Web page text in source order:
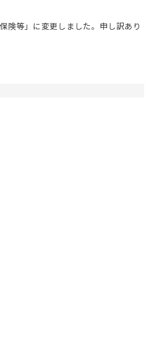
険等」に変更しました。申し訳あり